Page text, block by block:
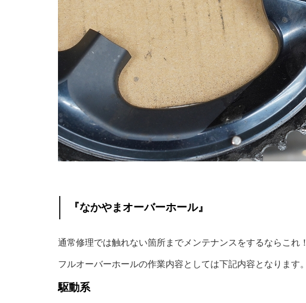
『なかやまオーバーホール』
通常修理では触れない箇所までメンテナンスをするならこれ！
フルオーバーホールの作業内容としては下記内容となります。
駆動系